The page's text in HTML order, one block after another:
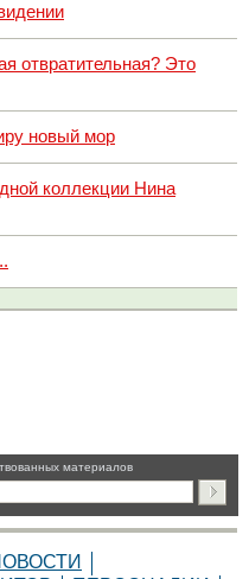
отвратительная? Это
новый мор
коллекции Нина
материалов